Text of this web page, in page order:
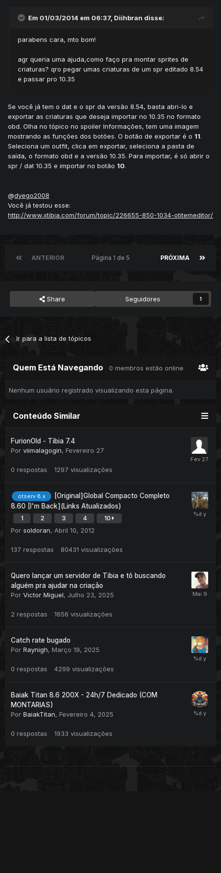
Em 01/03/2014 em 06:37, Diihbran disse:
parabens cara, mto bom!
agr queria uma ajuda,como faço pra montar sprites de
criaturas? qro pegar umas criaturas de um spr editado 8.54
e passar pro 10.35
Se você já tem o dat e o spr da versão 8.54, basta abri-lo e
exportar as criaturas que deseja importar no 10.35 no formato
obd. Olha no tópico no spoiler Informações, tem uma imagem
mostrando as funções dos botões. O botão de exportar é o 11.
Seleciona um outfit, clica em exportar, seleciona a pasta de
saída, o formato obd e a versão 10.35. Para importar, é só abrir o
spr / dat 10.35 e importar no botão 10.
@dyego2008
Você já testou esse:
http://www.xtibia.com/forum/topic/226655-850-1034-otitemeditor/
ANTERIOR PRÓXIMA
Página 1 de 5
Share Seguidores 1
Ir para a lista de tópicos
Quem Está Navegando 0 membros estão online
Nenhum usuário registrado visualizando esta página.
Conteúdo Similar
FurionOld - Tibia 7.4
Por viimalagogin, Fevereiro 27
0 respostas 1297 visualizações
otserv 8.x
[Original]Global Compacto Completo
8.60 [I'm Back](Links Atualizados)
1 2 3 4 10
Por soldoran, Abril 10, 2012
137 respostas 80431 visualizações
Quero lançar um servidor de Tibia e tô buscando
alguém pra ajudar na criação
Por Victor Miguel, Julho 23, 2025
2 respostas 1656 visualizações
Catch rate bugado
Por Raynigh, Março 19, 2025
0 respostas 4299 visualizações
Baiak Titan 8.6 200X - 24h/7 Dedicado (COM
MONTARIAS)
Por BaiakTitan, Fevereiro 4, 2025
0 respostas 1933 visualizações